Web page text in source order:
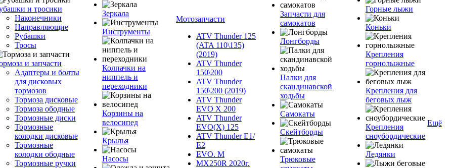
и тросики
Наконечники
Направляющие
Рубашки
Тросы
и запчасти
Адаптеры и болты
для дисковых
тормозов
Тормоза дисковые
Тормоза ободные
Тормозные диски
Тормозные
колодки дисковые
Тормозные
колодки ободные
Тормозные ручки
Зеркала
Инструменты
Колпачки на
ниппель и
переходники
Корзины на
велосипед
Крылья
Насосы
Мотозапчасти
ATV Thunder 125
(ATA 110\135)
(2019)
ATV Thunder
150\200
ATV Thunder
150\200 (2019)
ATV Thunder
EVO X 200
ATV Thunder
EVO(X) 125
ATV Thunder Е1/
Е2
EVO. M
MX250R 2020г.
Запчасти для
самокатов
Лонгборды
Палки для
скандинавской
ходьбы
Самокаты
Скейтборды
Трюковые
Горные лыжи
Коньки
Крепления
горнолыжные
Крепления для
беговых лыж
Крепления
сноубордические
Ледянки
Ещё